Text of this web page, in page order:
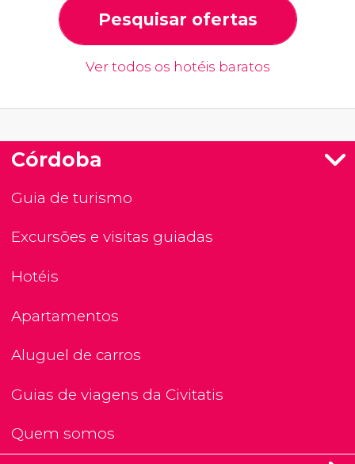
Pesquisar ofertas
Ver todos os hotéis baratos
Córdoba
Guia de turismo
Excursões e visitas guiadas
Hotéis
Apartamentos
Aluguel de carros
Guias de viagens da Civitatis
Quem somos